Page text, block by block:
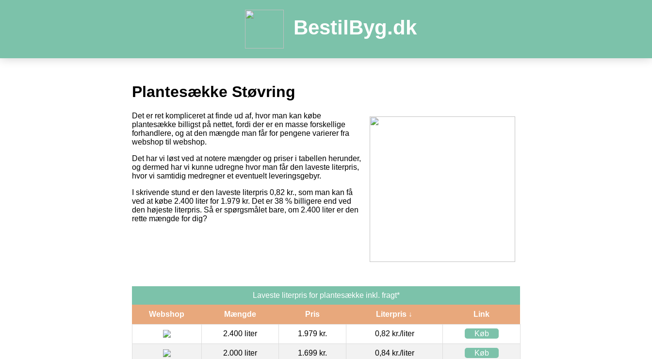
BestilByg.dk
Plantesække Støvring
Det er ret kompliceret at finde ud af, hvor man kan købe
plantesække billigst på nettet, fordi der er en masse forskellige
forhandlere, og at den mængde man får for pengene varierer fra
webshop til webshop.
Det har vi løst ved at notere mængder og priser i tabellen herunder,
og dermed har vi kunne udregne hvor man får den laveste literpris,
hvor vi samtidig medregner et eventuelt leveringsgebyr.
I skrivende stund er den laveste literpris 0,82 kr., som man kan få
ved at købe 2.400 liter for 1.979 kr. Det er 38 % billigere end ved
den højeste literpris. Så er spørgsmålet bare, om 2.400 liter er den
rette mængde for dig?
Laveste literpris for plantesække inkl. fragt*
Webshop Mængde Pris Literpris ↓ Link
2.400 liter 1.979 kr. 0,82 kr./liter Køb
2.000 liter 1.699 kr. 0,84 kr./liter Køb